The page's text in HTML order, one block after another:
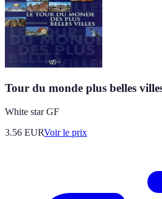
Tour du monde plus belles
White star GF
3.56 EURVoir le prix